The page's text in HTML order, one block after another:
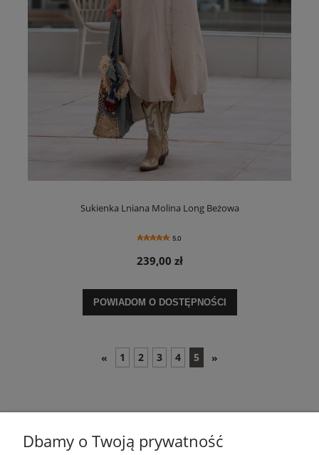
Sukienka Lniana Molina Long Beżowa
5.0
239,00 zł
POWIADOM O DOSTĘPNOŚCI
« 1 2 3 4 5 »
Dbamy o Twoją prywatność